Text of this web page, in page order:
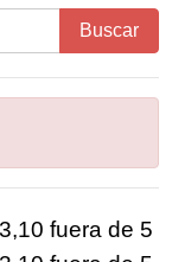
Buscar